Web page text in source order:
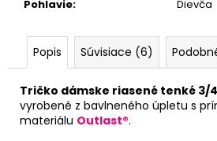
Pohlavie: Dievča
Popis Súvisiace (6)
Tričko dámske riasené tenké 3/
vyrobené z bavlneného úpletu s
materiálu Outlast®.